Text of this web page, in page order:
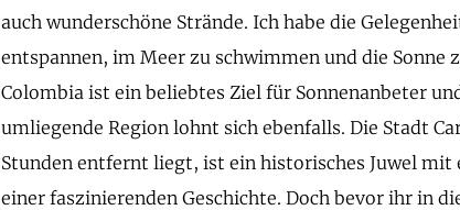
auch wunderschöne Strände. Ich habe die
entspannen, im Meer zu schwimmen und die Sonne
Colombia ist ein beliebtes Ziel für Sonnenanbeter
umliegende Region lohnt sich ebenfalls. Die Stadt
Stunden entfernt liegt, ist ein historisches Juwel
einer faszinierenden Geschichte. Doch bevor ihr in